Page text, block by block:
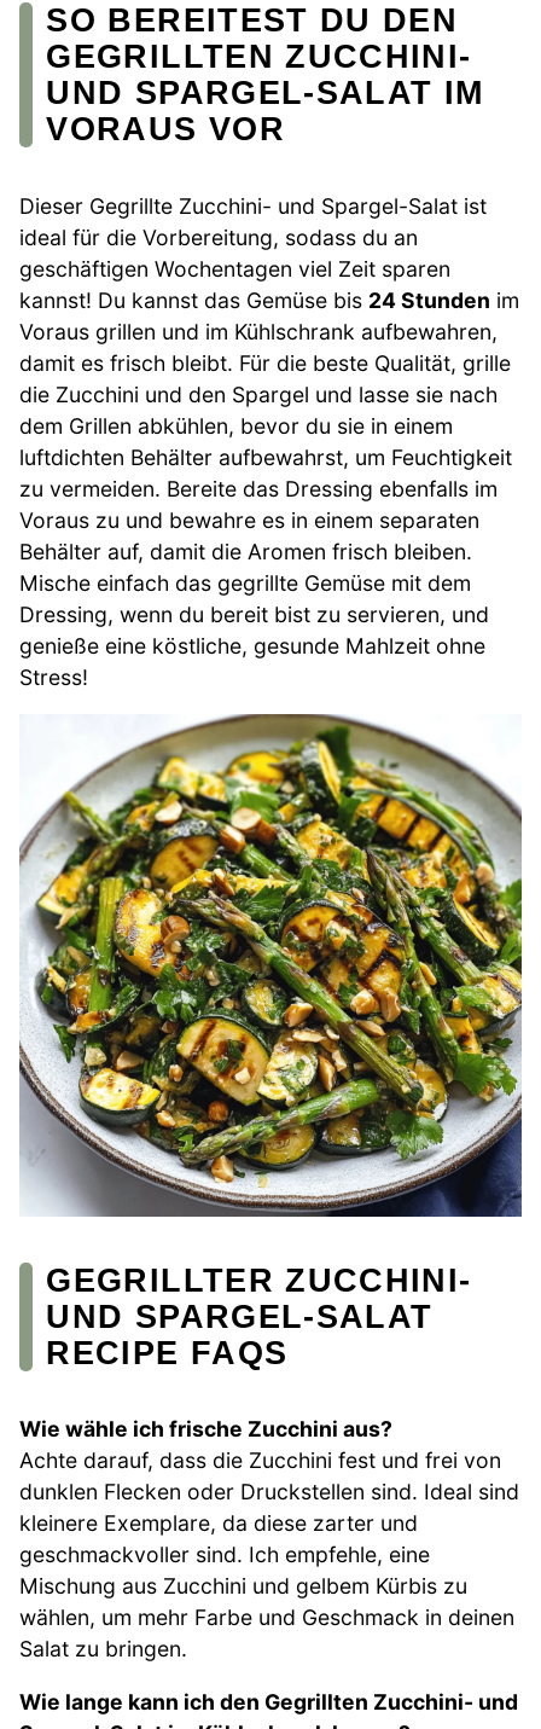
SO BEREITEST DU DEN
GEGRILLTEN ZUCCHINI-
UND SPARGEL-SALAT IM
VORAUS VOR
Dieser Gegrillte Zucchini- und Spargel-Salat ist
ideal für die Vorbereitung, sodass du an
geschäftigen Wochentagen viel Zeit sparen
kannst! Du kannst das Gemüse bis 24 Stunden im
Voraus grillen und im Kühlschrank aufbewahren,
damit es frisch bleibt. Für die beste Qualität, grille
die Zucchini und den Spargel und lasse sie nach
dem Grillen abkühlen, bevor du sie in einem
luftdichten Behälter aufbewahrst, um Feuchtigkeit
zu vermeiden. Bereite das Dressing ebenfalls im
Voraus zu und bewahre es in einem separaten
Behälter auf, damit die Aromen frisch bleiben.
Mische einfach das gegrillte Gemüse mit dem
Dressing, wenn du bereit bist zu servieren, und
genieße eine köstliche, gesunde Mahlzeit ohne
Stress!
GEGRILLTER ZUCCHINI-
UND SPARGEL-SALAT
RECIPE FAQS
Wie wähle ich frische Zucchini aus?
Achte darauf, dass die Zucchini fest und frei von
dunklen Flecken oder Druckstellen sind. Ideal sind
kleinere Exemplare, da diese zarter und
geschmackvoller sind. Ich empfehle, eine
Mischung aus Zucchini und gelbem Kürbis zu
wählen, um mehr Farbe und Geschmack in deinen
Salat zu bringen.
Wie lange kann ich den Gegrillten Zucchini- und